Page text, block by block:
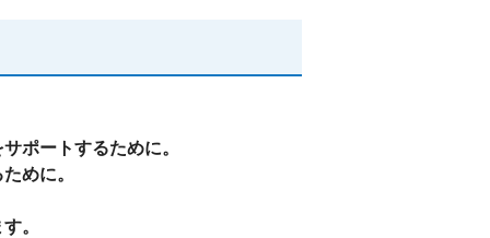
ポートするために。
めに。
。